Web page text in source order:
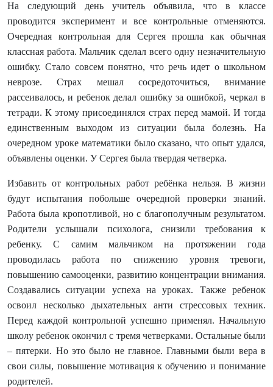
На следующий день учитель объявила, что в классе
проводится эксперимент и все контрольные отменяются.
Очередная контрольная для Сергея прошла как обычная
классная работа. Мальчик сделал всего одну незначительную
ошибку. Стало совсем понятно, что речь идет о школьном
неврозе. Страх мешал сосредоточиться, внимание
рассеивалось, и ребенок делал ошибку за ошибкой, черкал в
тетради. К этому присоединялся страх перед мамой. И тогда
единственным выходом из ситуации была болезнь. На
очередном уроке математики было сказано, что опыт удался,
объявлены оценки. У Сергея была твердая четверка.
Избавить от контрольных работ ребёнка нельзя. В жизни
будут испытания побольше очередной проверки знаний.
Работа была кропотливой, но с благополучным результатом.
Родители услышали психолога, снизили требования к
ребенку. С самим мальчиком на протяжении года
проводилась работа по снижению уровня тревоги,
повышению самооценки, развитию концентрации внимания.
Создавались ситуации успеха на уроках. Также ребенок
освоил несколько дыхательных анти стрессовых техник.
Перед каждой контрольной успешно применял. Начальную
школу ребенок окончил с тремя четверками. Остальные были
– пятерки. Но это было не главное. Главными были вера в
свои силы, повышение мотивация к обучению и понимание
родителей.